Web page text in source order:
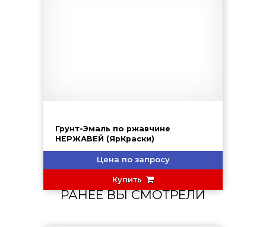
Грунт-Эмаль по ржавчине
НЕРЖАВЕЙ (ЯрКраски)
Цена по запросу
Купить
РАНЕЕ ВЫ СМОТРЕЛИ